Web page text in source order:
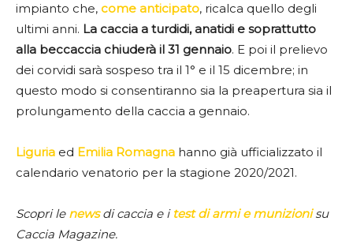
impianto che, come anticipato, ricalca quello degli
ultimi anni. La caccia a turdidi, anatidi e soprattutto
alla beccaccia chiuderà il 31 gennaio. E poi il prelievo
dei corvidi sarà sospeso tra il 1° e il 15 dicembre; in
questo modo si consentiranno sia la preapertura sia il
prolungamento della caccia a gennaio.
Liguria ed Emilia Romagna hanno già ufficializzato il
calendario venatorio per la stagione 2020/2021.
Scopri le newsdi caccia e i test di armi e munizionisu
Caccia Magazine.